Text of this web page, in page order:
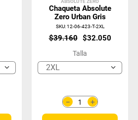
ABSOLUTE ZERO
Chaqueta Absolute
Zero Urban Gris
SKU:12-06-423-T-2XL
$39.160 $32.050
Talla
2XL
＋
－